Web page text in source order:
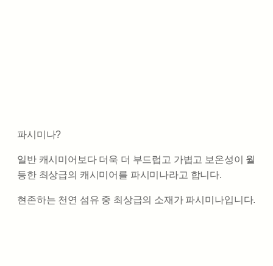
파시미나?
일반 캐시미어보다 더욱 더 부드럽고 가볍고 보온성이 월
등한 최상급의 캐시미어를 파시미나라고 합니다.
현존하는 천연 섬유 중 최상급의 소재가 파시미나입니다.